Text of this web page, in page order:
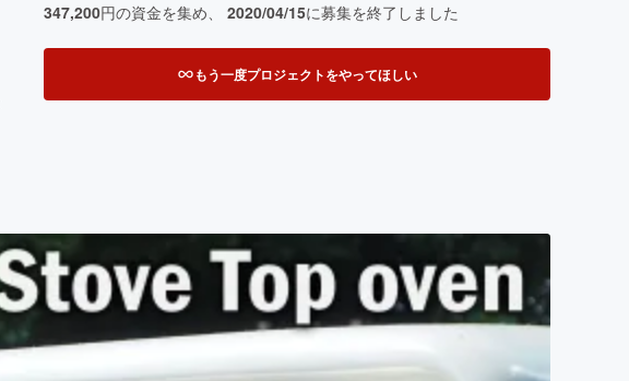
347,200円の資金を集め、 2020/04/15に募集を終了しました
もう一度プロジェクトをやってほしい